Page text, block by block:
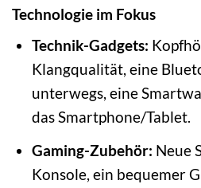
Technologie im Fokus
Technik-Gadgets:
Klangqualität, eine
unterwegs, eine
das Smartphone/Tablet.
Gaming-Zubehör: Neue
Konsole, ein bequemer